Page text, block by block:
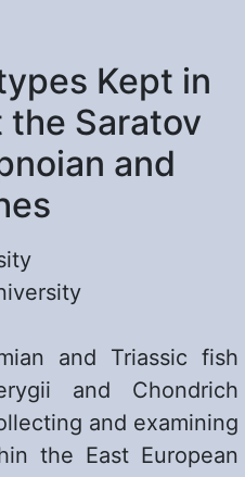
Kept in
the Saratov
and
and Triassic fish
and Chondrich
and examining
the East European